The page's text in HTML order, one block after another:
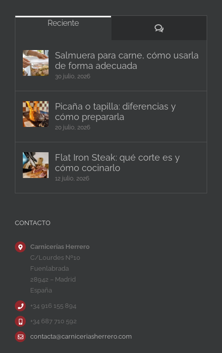
Reciente
Comentarios
Salmuera para carne, cómo usarla
de forma adecuada
30 julio, 2026
Picaña o tapilla: diferencias y
cómo prepararla
20 julio, 2026
Flat Iron Steak: qué corte es y
cómo cocinarlo
12 julio, 2026
CONTACTO
Carnicerías Herrero
C/Lourdes Nº10
Fuenlabrada
28942 – Madrid
España
+34 916 155 894
+34 687 710 592
contacta@carniceriasherrero.com